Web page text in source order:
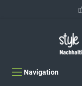
Navigation